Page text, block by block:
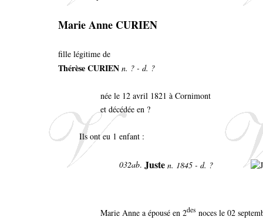
Marie Anne CURIEN
fille légitime de
Thérèse CURIEN n. ? - d. ?
née le 12 avril 1821 à Cornimont
et décédée en ?
Ils ont eu 1 enfant :
032ab. Juste n. 1845 - d. ?
Marie Anne a épousé en 2des noces le 02